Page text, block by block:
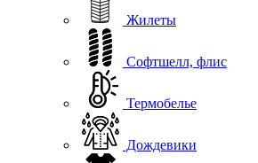
Жилеты
Софтшелл, флис
Термобелье
Дождевики